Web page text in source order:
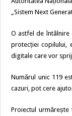
„Sistem Next
O astfel de întâlnire
protecției copilului,
digitale care vor
Numărul unic 119
cazuri, pot cere
Proiectul